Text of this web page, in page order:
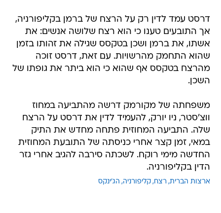
דרסט עמד לדין רק על הרצח של ברמן בקליפורניה,
אך התובעים טענו כי הוא רצח שלושה אנשים: את
אשתו, את ברמן ושכן בטקסס שגילה את זהותו בזמן
שהוא התחמק מהרשויות. עם זאת, דרסט זוכה
מהרצח בטקסס אף שהוא כי הוא ביתר את גופתו של
השכן.
משפחתה של מקורמק דרשה מהתביעה במחוז
ווצ'סטר, ניו יורק, להעמיד לדין את דרסט על הרצח
שלה. התביעה המחוזית פתחה מחדש את התיק
במאי, זמן קצר אחרי כניסתה של התובעת המחוזית
החדשה מימי רוקח. לשכתה סירבה להגיב אחרי גזר
הדין בקליפורניה.
ארצות הברית רצח קליפורניה הג'ינקס